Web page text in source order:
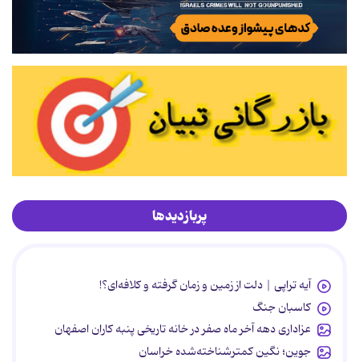
پربازدیدها
آیه تراپی | دلت از زمین و زمان گرفته و کلافه‌ای؟!
کاسبان جنگ
عزاداری دهه آخر ماه صفر در خانه تاریخی پنبه کاران اصفهان
جوین؛ نگین کمترشناخته‌شده خراسان